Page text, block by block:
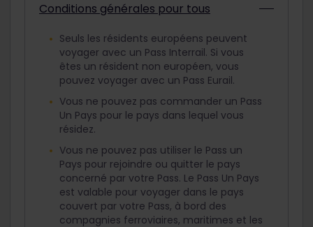
Conditions générales pour tous
Seuls les résidents européens peuvent
voyager avec un Pass Interrail. Si vous
êtes un résident non européen, vous
pouvez voyager avec un Pass Eurail.
Vous ne pouvez pas commander un Pass
Un Pays pour le pays dans lequel vous
résidez.
Vous ne pouvez pas utiliser le Pass un
Pays pour rejoindre ou quitter le pays
concerné par votre Pass. Le Pass Un Pays
est valable pour voyager dans le pays
couvert par votre Pass, à bord des
compagnies ferroviaires, maritimes et les